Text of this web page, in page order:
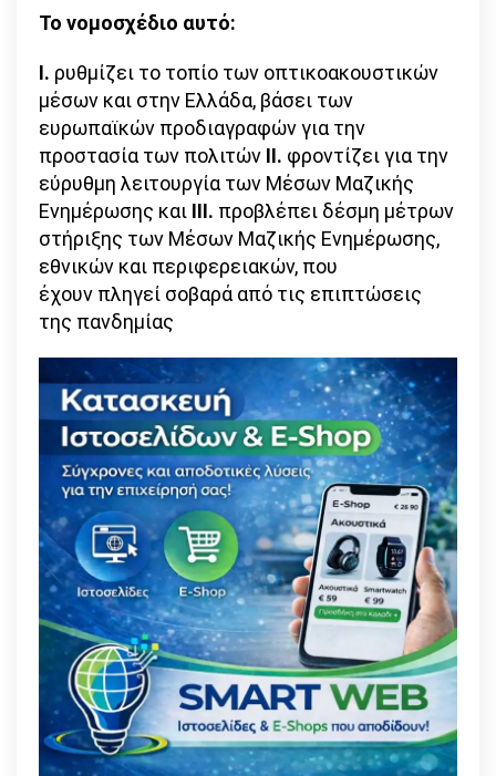
Το νομοσχέδιο αυτό:
I. ρυθμίζει το τοπίο των οπτικοακουστικών
μέσων και στην Ελλάδα, βάσει των
ευρωπαϊκών προδιαγραφών για την
προστασία των πολιτών II. φροντίζει για την
εύρυθμη λειτουργία των Μέσων Μαζικής
Ενημέρωσης και III. προβλέπει δέσμη μέτρων
στήριξης των Μέσων Μαζικής Ενημέρωσης,
εθνικών και περιφερειακών, που
έχουν πληγεί σοβαρά από τις επιπτώσεις
της πανδημίας